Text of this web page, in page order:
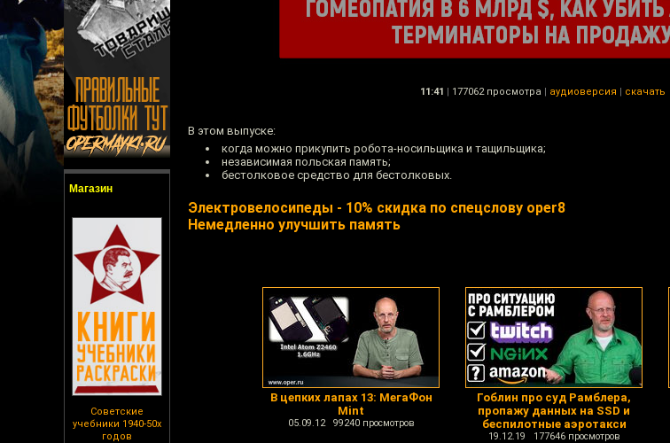
Магазин
Советские
учебники 1940-50х
годов
11:41 | 177062 просмотра | аудиоверсия | скачать
В этом выпуске:
когда можно прикупить робота-носильщика и тащильщика;
независимая польская память;
бестолковое средство для бестолковых.
Электровелосипеды - 10% скидка по спецслову oper8
Немедленно улучшить память
В цепких лапах 13: МегаФон
Mint
05.09.12 99240 просмотров
Гоблин про суд Рамблера,
пропажу данных на SSD и
беспилотные аэротакси
19.12.19 177646 просмотров